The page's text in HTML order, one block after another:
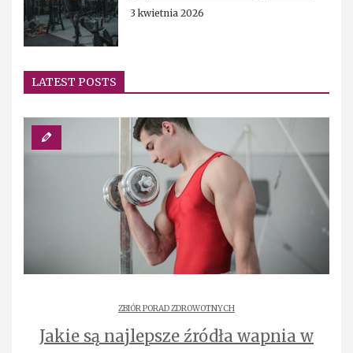
3 kwietnia 2026
LATEST POSTS
ZBIÓR PORAD ZDROWOTNYCH
Jakie są najlepsze źródła wapnia w